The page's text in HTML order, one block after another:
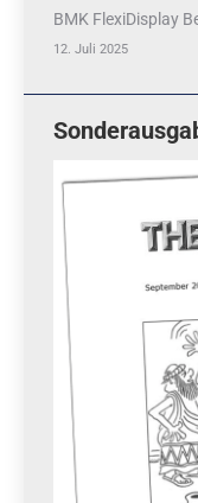
BMK FlexiDisplay
12. Juli 2025